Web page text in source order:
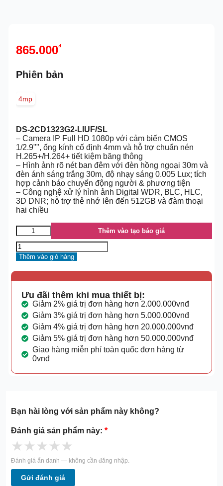
865.000₫
Phiên bản
4mp
DS-2CD1323G2-LIUF/SL
– Camera IP Full HD 1080p với cảm biến CMOS
1/2.9"", ống kính cố định 4mm và hỗ trợ chuẩn nén
H.265+/H.264+ tiết kiệm băng thông
– Hình ảnh rõ nét ban đêm với đèn hồng ngoại 30m và
đèn ánh sáng trắng 30m, độ nhạy sáng 0.005 Lux; tích
hợp cảnh báo chuyển động người & phương tiện
– Công nghệ xử lý hình ảnh Digital WDR, BLC, HLC,
3D DNR; hỗ trợ thẻ nhớ lên đến 512GB và đàm thoại
hai chiều
Thêm vào tạo báo giá
Thêm vào giỏ hàng
Ưu đãi thêm khi mua thiết bị:
Giảm 2% giá trị đơn hàng hơn 2.000.000vnđ
Giảm 3% giá trị đơn hàng hơn 5.000.000vnđ
Giảm 4% giá trị đơn hàng hơn 20.000.000vnđ
Giảm 5% giá trị đơn hàng hơn 50.000.000vnđ
Giao hàng miễn phí toàn quốc đơn hàng từ
0vnđ
Bạn hài lòng với sản phẩm này không?
Đánh giá sản phẩm này:*
★★★★★
Đánh giá ẩn danh — không cần đăng nhập.
Gửi đánh giá